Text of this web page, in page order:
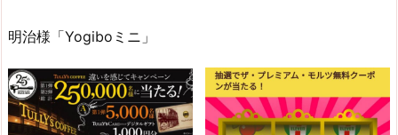
明治様「Yogiboミニ」